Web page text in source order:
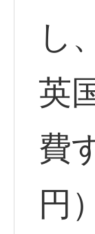
し
英
費
円